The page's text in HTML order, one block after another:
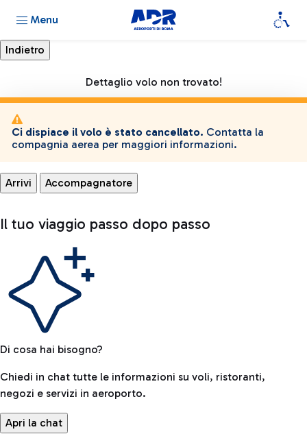
Menu
Dettaglio volo non trovato!
Ci dispiace il volo è stato cancellato. Contatta la
compagnia aerea per maggiori informazioni.
Arrivi Accompagnatore
Il tuo viaggio passo dopo passo
Di cosa hai bisogno?
Chiedi in chat tutte le informazioni su voli, ristoranti,
negozi e servizi in aeroporto.
Apri la chat